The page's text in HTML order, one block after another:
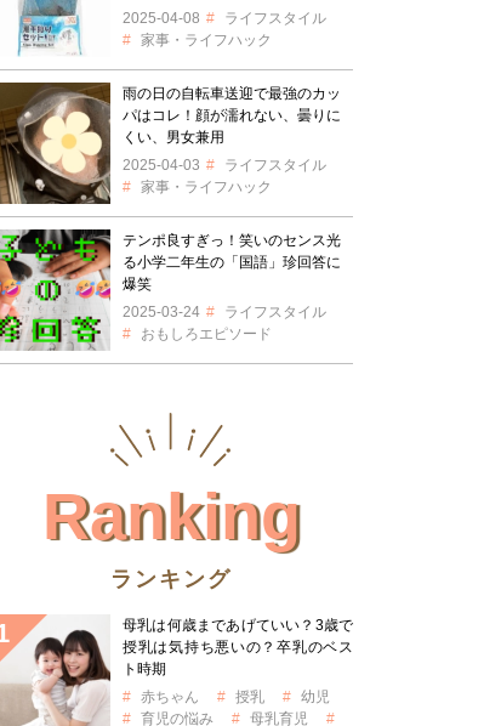
2025-04-08
ライフスタイル
家事・ライフハック
雨の日の自転車送迎で最強のカッ
パはコレ！顔が濡れない、曇りに
くい、男女兼用
2025-04-03
ライフスタイル
家事・ライフハック
テンポ良すぎっ！笑いのセンス光
る小学二年生の「国語」珍回答に
爆笑
2025-03-24
ライフスタイル
おもしろエピソード
Ranking
ランキング
母乳は何歳まであげていい？3歳で
授乳は気持ち悪いの？卒乳のベス
ト時期
赤ちゃん
授乳
幼児
育児の悩み
母乳育児